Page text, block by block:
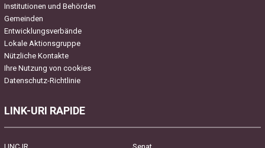
Institutionen und Behörden
Gemeinden
Entwicklungsverbände
Lokale Aktionsgruppe
Nützliche Kontakte
Ihre Nutzung von cookies
Datenschutz-Richtlinie
LINK-URI RAPIDE